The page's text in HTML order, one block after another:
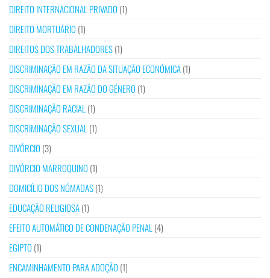
DIREITO INTERNACIONAL PRIVADO (1)
DIREITO MORTUÁRIO (1)
DIREITOS DOS TRABALHADORES(1)
DISCRIMINAÇÃO EM RAZÃO DA SITUAÇÃO ECONÓMICA(1)
DISCRIMINAÇÃO EM RAZÃO DO GÉNERO (1)
DISCRIMINAÇÃO RACIAL (1)
DISCRIMINAÇÃO SEXUAL (1)
DIVÓRCIO (3)
DIVÓRCIO MARROQUINO (1)
DOMICÍLIO DOS NÓMADAS(1)
EDUCAÇÃO RELIGIOSA(1)
EFEITO AUTOMÁTICO DE CONDENAÇÃO PENAL (4)
EGIPTO (1)
ENCAMINHAMENTO PARA ADOÇÃO (1)